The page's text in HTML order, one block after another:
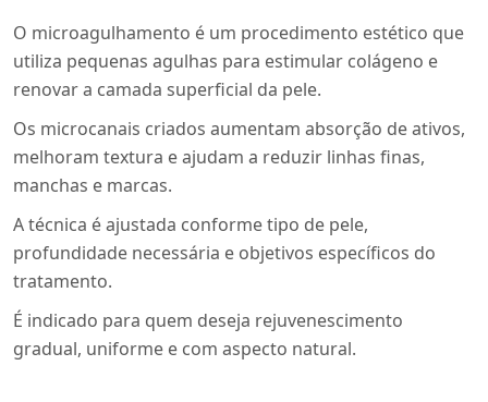
O microagulhamento é um procedimento estético que
utiliza pequenas agulhas para estimular colágeno e
renovar a camada superficial da pele.
Os microcanais criados aumentam absorção de ativos,
melhoram textura e ajudam a reduzir linhas finas,
manchas e marcas.
A técnica é ajustada conforme tipo de pele,
profundidade necessária e objetivos específicos do
tratamento.
É indicado para quem deseja rejuvenescimento
gradual, uniforme e com aspecto natural.